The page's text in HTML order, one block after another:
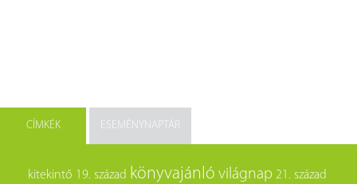
CÍMKÉK ESEMÉNYNAPTÁR
kitekintő 19. század könyvajánló világnap 21. század